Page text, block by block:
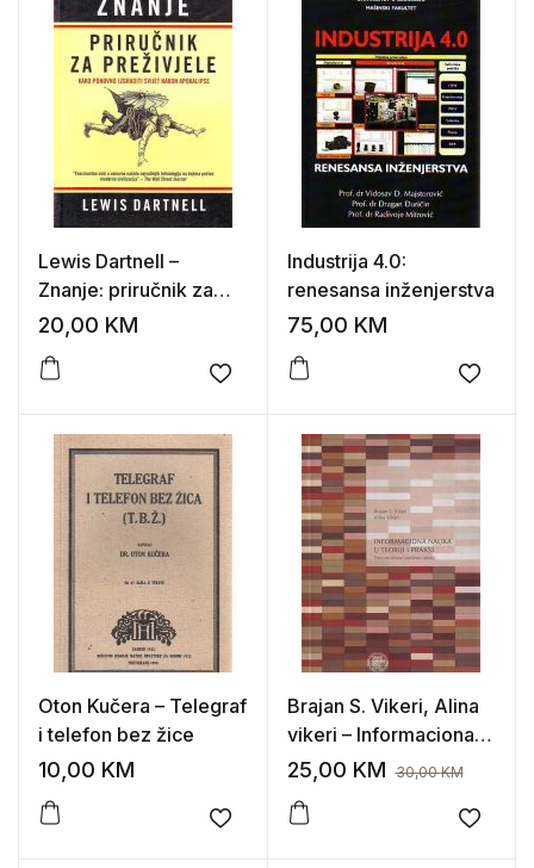
Lewis Dartnell –
Znanje: priručnik za
preživjele
20,00 KM
Add to wishlist
Industrija 4.0:
renesansa inženjerstva
75,00 KM
Add
Oton Kučera – Telegraf
i telefon bez žice
10,00 KM
Add to wishlist
Brajan S. Vikeri, Alina
vikeri – Informaciona
nauka u teoriji i praksi
25,00 KM 30,00KM
Add